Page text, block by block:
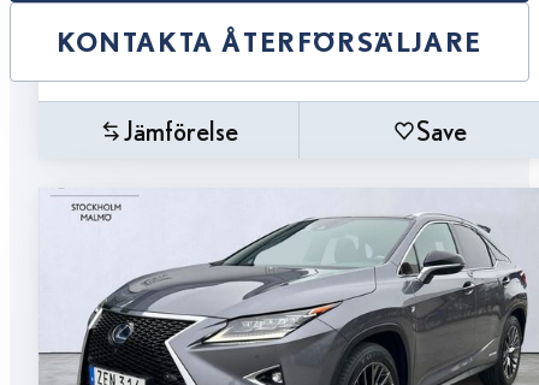
KONTAKTA ÅTERFÖRSÄLJARE
Jämförelse Save